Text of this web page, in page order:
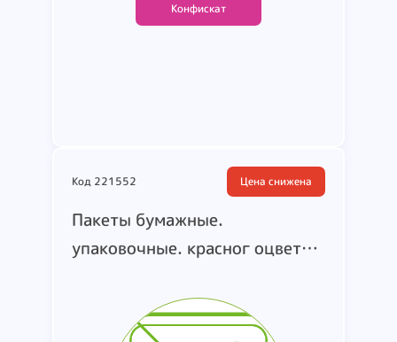
Конфискат
Код 221552 Цена снижена
Пакеты бумажные.
упаковочные. красног оцвета.
артикул 1436585 10 06. место